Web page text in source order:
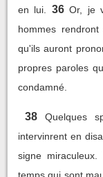
en lui.
36 Or, je
hommes
qu'ils auront
propres paroles
condamné.
38
Quelques
intervinrent en
signe miraculeux.